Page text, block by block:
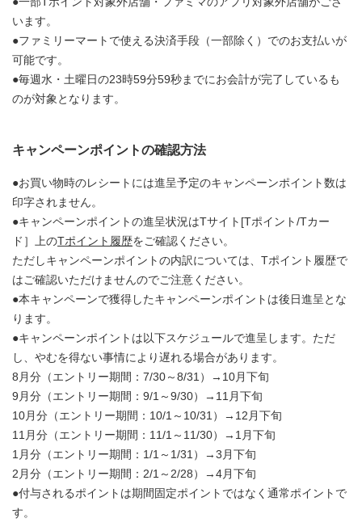
います。
●ファミリーマートで使える決済手段（一部除く）でのお支払いが
可能です。
●毎週水・土曜日の23時59分59秒までにお会計が完了しているも
のが対象となります。
キャンペーンポイントの確認方法
●お買い物時のレシートには進呈予定のキャンペーンポイント数は
印字されません。
●キャンペーンポイントの進呈状況はTサイト[Tポイント/Tカー
ド］上のTポイント履歴をご確認ください。
ただしキャンペーンポイントの内訳については、Tポイント履歴で
はご確認いただけませんのでご注意ください。
●本キャンペーンで獲得したキャンペーンポイントは後日進呈とな
ります。
●キャンペーンポイントは以下スケジュールで進呈します。ただ
し、やむを得ない事情により遅れる場合があります。
8月分（エントリー期間：7/30～8/31）→10月下旬
9月分（エントリー期間：9/1～9/30）→11月下旬
10月分（エントリー期間：10/1～10/31）→12月下旬
11月分（エントリー期間：11/1～11/30）→1月下旬
1月分（エントリー期間：1/1～1/31）→3月下旬
2月分（エントリー期間：2/1～2/28）→4月下旬
●付与されるポイントは期間固定ポイントではなく通常ポイントで
す。